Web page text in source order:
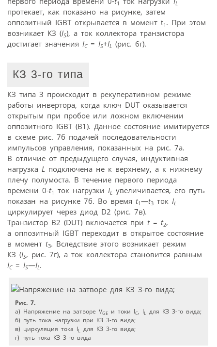
1 L
протекает, как показано на рисунке, затем
оппозитный IGBT открывается в момент t1 . При этом
возникает КЗ (IS), а ток коллектора транзистора
достигает значения IC= IS+IL (рис. 6г).
КЗ 3-го типа
КЗ типа 3 происходит в рекуперативном режиме
работы инвертора, когда ключ DUT оказывается
открытым при пробое или ложном включении
оппозитного IGBT (В1). Данное состояние имитируется
в схеме рис. 7б подачей последовательности
импульсов управления, показанных на рис. 7а.
В отличие от предыдущего случая, индуктивная
нагрузка L подключена не к верхнему, а к нижнему
плечу полумоста. В течение первого периода
времени 0-t1 ток нагрузки IL увеличивается, его путь
показан на рисунке 7б. Во время t1—t3 ток IL
циркулирует через диод D2 (рис. 7в).
Транзистор В2 (DUT) включается при t= t2,
а оппозитный IGBT переходит в открытое состояние
в момент t3. Вследствие этого возникает режим
КЗ (IS, рис. 7г), а ток коллектора становится равным
IC= IS—IL.
Рис. 7.
а) Напряжение на затворе VGE и токи IC, IL для КЗ 3-го вида;
б) путь тока нагрузки при КЗ 3-го вида;
в) циркуляция тока IL для КЗ 3-го вида;
г) путь тока КЗ 3-го вида